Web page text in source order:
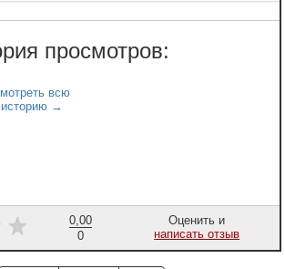
0,00
0
Оценить и
написать отзыв